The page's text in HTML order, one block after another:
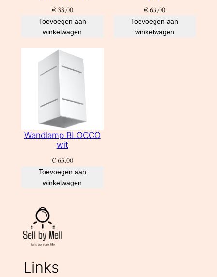
€33,00
Toevoegen aan
winkelwagen
€ 63,00
Toevoegen aan
winkelwagen
Wandlamp BLOCCO
wit
€63,00
Toevoegen aan
winkelwagen
Links